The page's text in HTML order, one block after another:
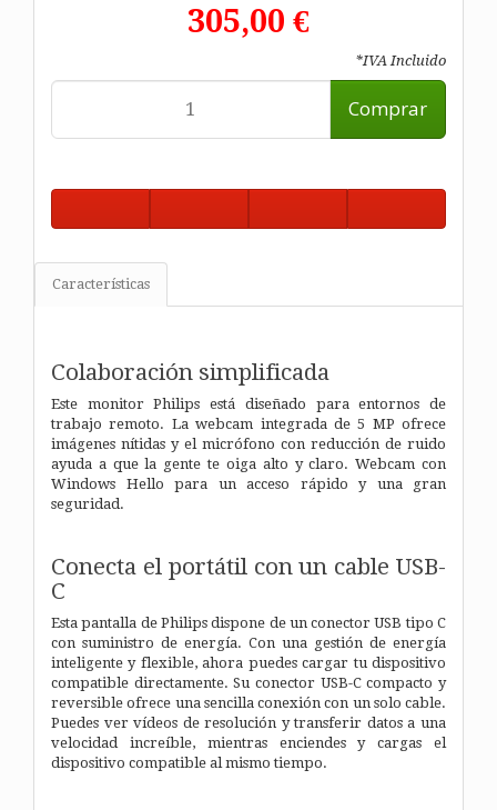
305,00 €
*IVA Incluido
Comprar
Características
Colaboración simplificada
Este monitor Philips está diseñado para entornos de
trabajo remoto. La webcam integrada de 5 MP ofrece
imágenes nítidas y el micrófono con reducción de ruido
ayuda a que la gente te oiga alto y claro. Webcam con
Windows Hello para un acceso rápido y una gran
seguridad.
Conecta el portátil con un cable USB-
C
Esta pantalla de Philips dispone de un conector USB tipo C
con suministro de energía. Con una gestión de energía
inteligente y flexible, ahora puedes cargar tu dispositivo
compatible directamente. Su conector USB-C compacto y
reversible ofrece una sencilla conexión con un solo cable.
Puedes ver vídeos de resolución y transferir datos a una
velocidad increíble, mientras enciendes y cargas el
dispositivo compatible al mismo tiempo.